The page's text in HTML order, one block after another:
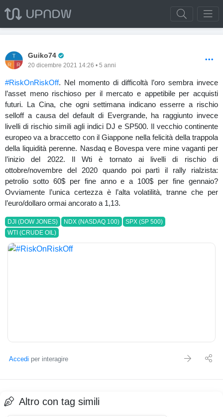
Guiko74
20 dicembre 2021 14:26 • 5 anni
#RiskOnRiskOff. Nel momento di difficoltà l’oro sembra invece
l’asset meno rischioso per il mercato e appetibile per acquisti
futuri. La Cina, che ogni settimana indicano esserre a rischio
selloff a causa del default di Evergrande, ha raggiunto invece
livelli di rischio simili agli indici DJ e SP500. Il vecchio continente
europeo va a braccetto con il Giappone nella felicità della trappola
della liquidità perenne. Nasdaq e Bovespa vere mine vaganti per
l’inizio del 2022. Il Wti è tornato ai livelli di rischio di
ottobre/novembre del 2020 quando poi partì il rally rialzista:
petrolio sotto 60$ per fine anno e a 100$ per fine gennaio?
Ovviamente l’unica certezza è l’alta volatilità, tranne che per
l’euro/dollaro ormai ancorato a 1,13.
DJI (DOW JONES) NDX (NASDAQ 100)
SPX (SP 500)
WTI (CRUDE OIL)
Accedi per interagire
Altro con tag simili